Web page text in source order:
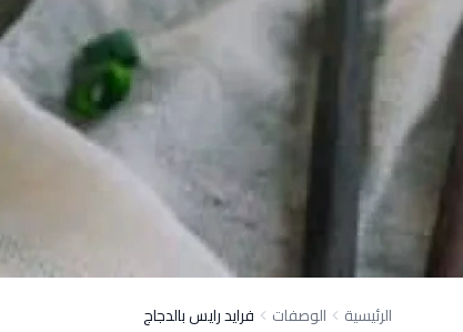
الرئيسية الوصفات فرايد رايس بالدجاج